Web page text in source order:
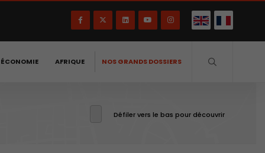
AFRIQUE NOS GRANDS DOSSIERS
Défiler vers le bas pour découvrir